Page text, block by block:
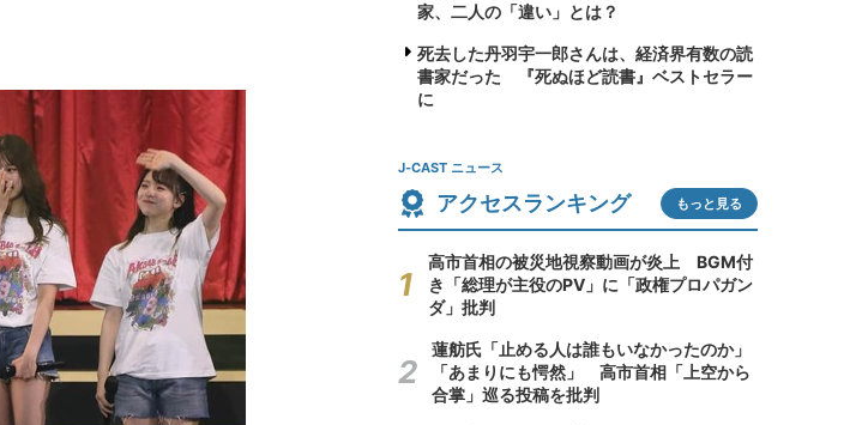
家、二人の「違い」とは？
死去した丹羽宇一郎さんは、経済界有数の読
書家だった 『死ぬほど読書』ベストセラー
に
J-CAST ニュース
アクセスランキング もっと見る
高市首相の被災地視察動画が炎上 BGM付
き「総理が主役のPV」に「政権プロパガン
ダ」批判
蓮舫氏「止める人は誰もいなかったのか」
「あまりにも愕然」 高市首相「上空から
合掌」巡る投稿を批判